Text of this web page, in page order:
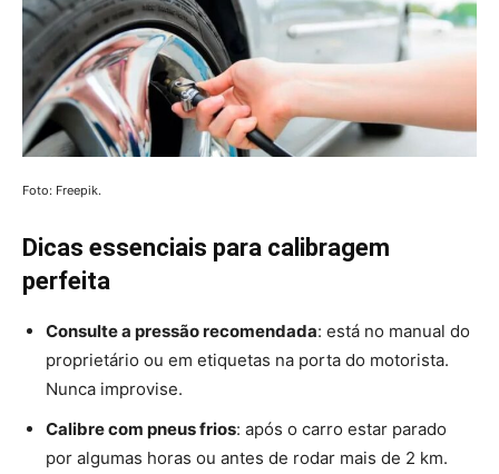
Foto: Freepik.
Dicas essenciais para calibragem
perfeita
Consulte a pressão recomendada: está no manual do
proprietário ou em etiquetas na porta do motorista.
Nunca improvise.
Calibre com pneus frios: após o carro estar parado
por algumas horas ou antes de rodar mais de 2 km.